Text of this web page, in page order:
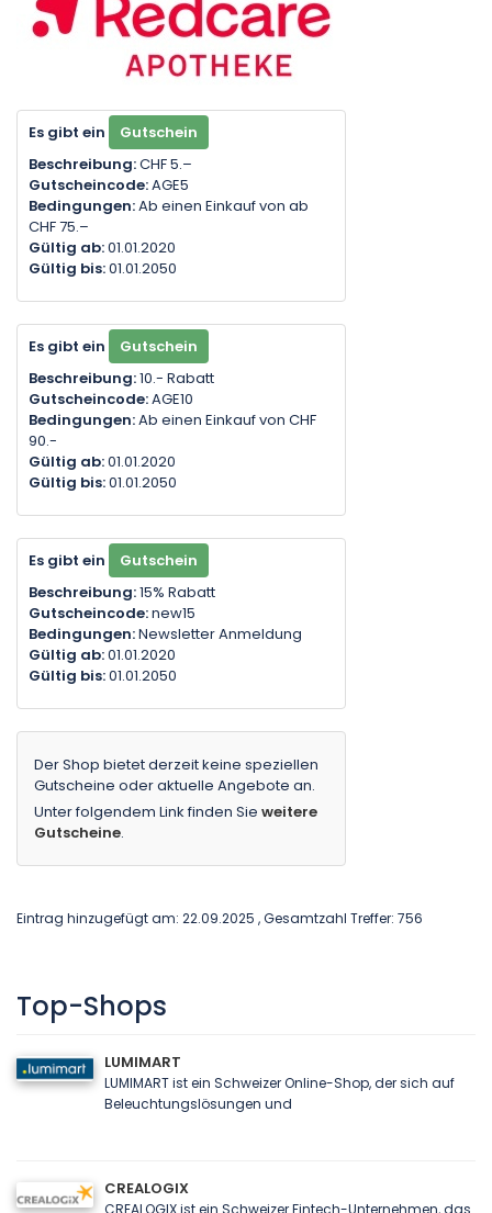
Es gibt ein
Gutschein
Beschreibung:CHF 5.–
Gutscheincode:AGE5
Bedingungen:Ab einen Einkauf von ab
CHF 75.–
Gültig ab:01.01.2020
Gültig bis:01.01.2050
Es gibt ein
Gutschein
Beschreibung:10.- Rabatt
Gutscheincode:AGE10
Bedingungen:Ab einen Einkauf von CHF
90.-
Gültig ab:01.01.2020
Gültig bis:01.01.2050
Es gibt ein
Gutschein
Beschreibung:15% Rabatt
Gutscheincode:new15
Bedingungen:Newsletter Anmeldung
Gültig ab:01.01.2020
Gültig bis:01.01.2050
Der Shop bietet derzeit keine speziellen
Gutscheine oder aktuelle Angebote an.
Unter folgendem Link finden Sie weitere
Gutscheine.
Eintrag hinzugefügt am: 22.09.2025 , Gesamtzahl Treffer: 756
Top-Shops
LUMIMART
LUMIMART ist ein Schweizer Online-Shop, der sich auf
Beleuchtungslösungen und
CREALOGIX